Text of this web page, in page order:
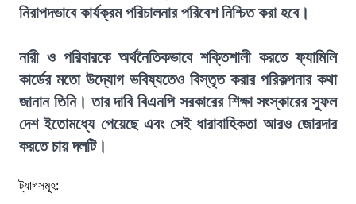
নিরাপদভাবে কার্যক্রম পরিচালনার পরিবেশ নিশ্চিত করা হবে।
নারী ও পরিবারকে অর্থনৈতিকভাবে শক্তিশালী করতে ফ্যামিলি
কার্ডের মতো উদ্যোগ ভবিষ্যতেও বিস্তৃত করার পরিকল্পনার কথা
জানান তিনি। তার দাবি বিএনপি সরকারের শিক্ষা সংস্কারের সুফল
দেশ ইতোমধ্যে পেয়েছে এবং সেই ধারাবাহিকতা আরও জোরদার
করতে চায় দলটি।
ট্যাগসমূহ: